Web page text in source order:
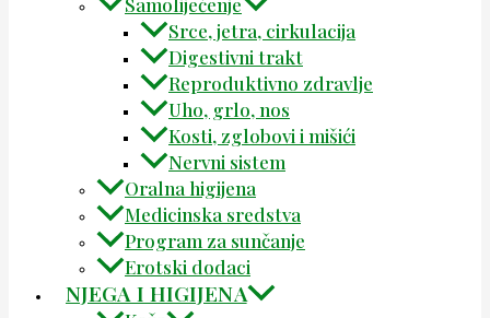
Srce, jetra, cirkulacija
Digestivni trakt
Reproduktivno zdravlje
Uho, grlo, nos
Kosti, zglobovi i mišići
Nervni sistem
Oralna higijena
Medicinska sredstva
Program za sunčanje
Erotski dodaci
NJEGA I HIGIJENA